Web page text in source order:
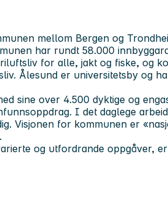
mellom Bergen og
har rundt 58.000
for alle, jakt og fiske, og
Ålesund er universitetsby og
sine over 4.500 dyktige og
I det daglege
Visjonen for kommunen er
og utfordrande oppgåver,